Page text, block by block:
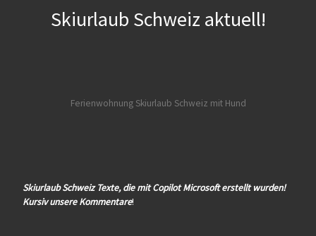
Skiurlaub Schweiz aktuell!
Ferienwohnung Skiurlaub Schweiz mit Hund
Skiurlaub Schweiz Texte, die mit Copilot Microsoft erstellt wurden!
Kursiv unsere Kommentare!